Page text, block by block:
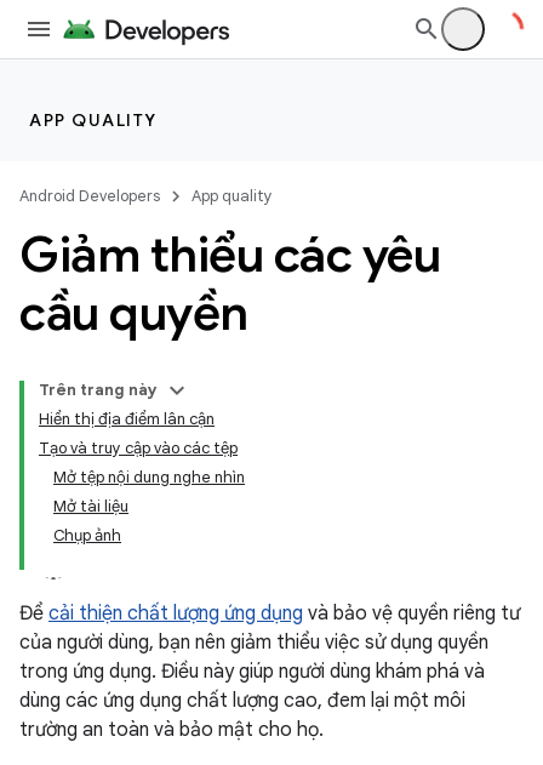
APP QUALITY
Android Developers App quality
Giảm thiểu các yêu
cầu quyền
Trên trang này
Hiển thị địa điểm lân cận
Tạo và truy cập vào các tệp
Mở tệp nội dung nghe nhìn
Mở tài liệu
Chụp ảnh
Để cải thiện chất lượng ứng dụng và bảo vệ quyền riêng tư
của người dùng, bạn nên giảm thiểu việc sử dụng quyền
trong ứng dụng. Điều này giúp người dùng khám phá và
dùng các ứng dụng chất lượng cao, đem lại một môi
trường an toàn và bảo mật cho họ.